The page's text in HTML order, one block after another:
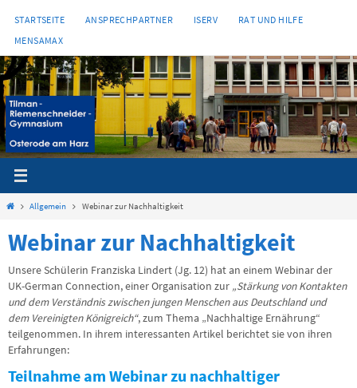
Inhalt
springen
STARTSEITE ANSPRECHPARTNER ISERV
RAT UND HILFE
MENSAMAX
StartAllgemein Webinar zur Nachhaltigkeit
Webinar zur Nachhaltigkeit
Unsere Schülerin Franziska Lindert (Jg. 12) hat an einem Webinar der
UK-German Connection, einer Organisation zur „Stärkung von Kontakten
und dem Verständnis zwischen jungen Menschen aus Deutschland und
dem Vereinigten Königreich“, zum Thema „Nachhaltige Ernährung“
teilgenommen. In ihrem interessanten Artikel berichtet sie von ihren
Erfahrungen:
Teilnahme am Webinar zu nachhaltiger